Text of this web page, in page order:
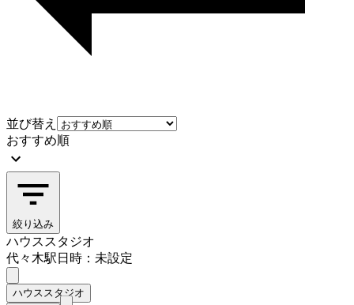
並び替え
おすすめ順
絞り込み
ハウススタジオ
代々木駅日時：未設定
ハウススタジオ